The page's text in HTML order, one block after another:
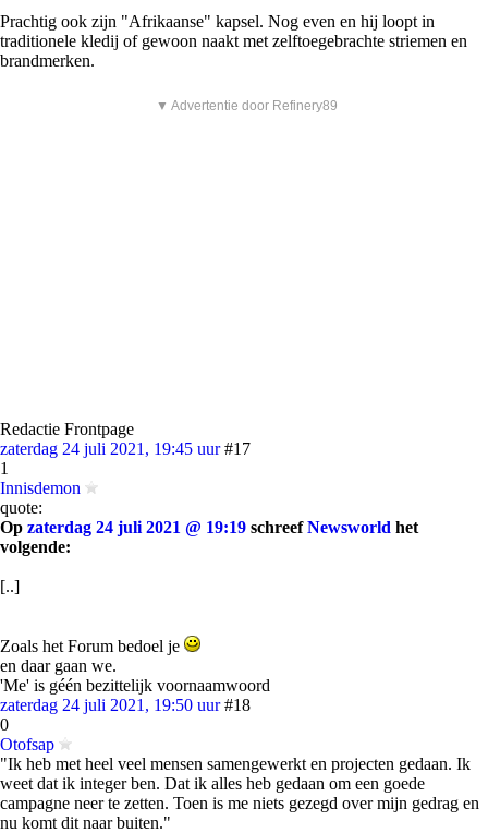
Prachtig ook zijn "Afrikaanse" kapsel. Nog even en hij loopt in
traditionele kledij of gewoon naakt met zelftoegebrachte striemen en
brandmerken.
▼ Advertentie door Refinery89
Redactie Frontpage
zaterdag 24 juli 2021, 19:45 uur #17
1
Innisdemon
quote:
Op zaterdag 24 juli 2021 @ 19:19 schreefNewsworld het
volgende:
[..]
Zoals het Forum bedoel je
en daar gaan we.
'Me' is géén bezittelijk voornaamwoord
zaterdag 24 juli 2021, 19:50 uur #18
0
Otofsap
"Ik heb met heel veel mensen samengewerkt en projecten gedaan. Ik
weet dat ik integer ben. Dat ik alles heb gedaan om een goede
campagne neer te zetten. Toen is me niets gezegd over mijn gedrag en
nu komt dit naar buiten."